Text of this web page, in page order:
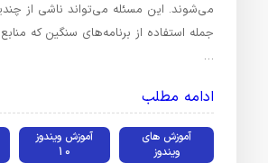
می‌شوند. این مسئله می‌تواند ناشی از
جمله استفاده از برنامه‌های سنگین که
…
ادامه مطلب
آموزش های
ویندوز
آموزش ویندوز
10